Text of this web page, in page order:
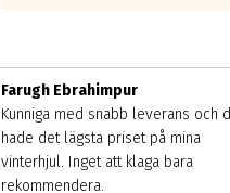
Farugh Ebrahimpur
Kunniga med snabb leverans och
hade det lägsta priset på mina
vinterhjul. Inget att klaga bara
rekommendera.